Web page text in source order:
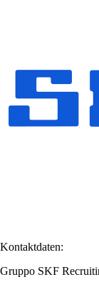
Kontaktdaten:
Gruppo SKF